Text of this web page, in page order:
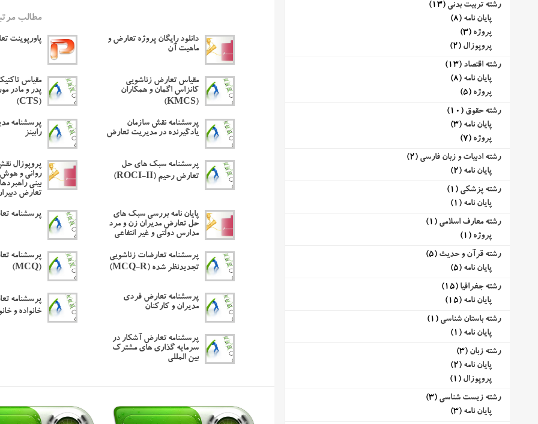
مطالب
دانلود رایگان پروژه تعارض و
ماهیت آن
پاورپوینت
مقیاس تعارض زناشویی
کانزاس اگمان و همکاران
(KMCS)
مقیاس
پدر و مادر
(CTS)
پرسشنامه نقش سازمان
یادگیرنده در مدیریت تعارض
پرسشنامه
رابینز
پرسشنامه سبک های حل
تعارض رحیم (ROCI-II)
پروپوزال
روانی و
بینی
تعارض
پایان نامه بررسی سبک های
حل تعارض مدیران زن و مرد
مدارس دولتی و غیر انتفاعی
پرسشنامه
پرسشنامه تعارضات زناشویی
تجدیدنظر شده (MCQ-R)
پرسشنامه
(MCQ)
پرسشنامه تعارض فردی
مدیران و کارکنان
پرسشنامه
خانواده و
پرسشنامه تعارض آشکار در
سرمایه گذاری های مشترک
بین المللی
رشته تربیت بدنی (13)
پایان نامه (8)
پروژه (3)
پروپوزال (2)
رشته اقتصاد (13)
پایان نامه (8)
پروژه (5)
رشته حقوق (10)
پایان نامه (3)
پروژه (7)
رشته ادبیات و زبان فارسی (2)
پایان نامه (2)
رشته پزشکی (1)
پایان نامه (1)
رشته معارف اسلامی (1)
پروژه (1)
رشته قرآن و حدیث (5)
پایان نامه (5)
رشته جغرافیا (15)
پایان نامه (15)
رشته باستان شناسی (1)
پایان نامه (1)
رشته زبان (3)
پایان نامه (2)
پروپوزال (1)
رشته زیست شناسی (3)
پایان نامه (3)